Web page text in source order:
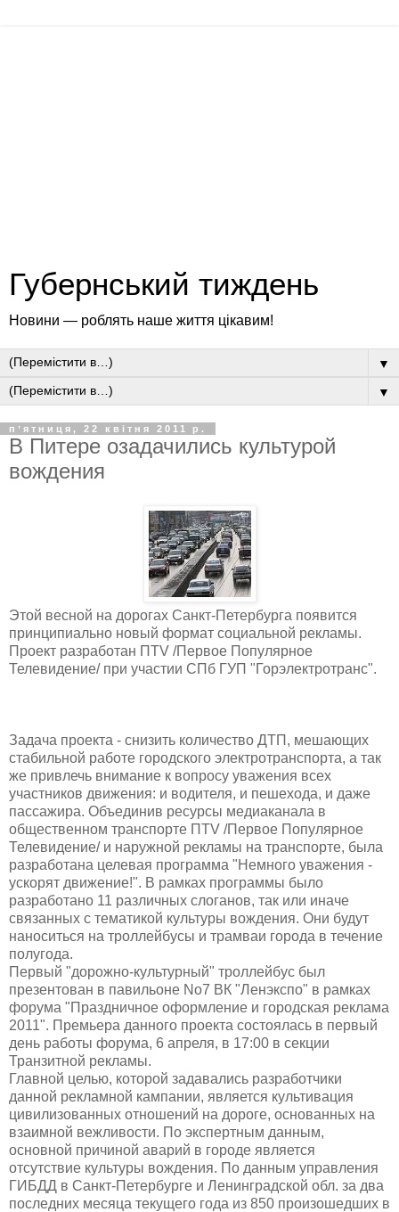
Губернський тиждень
Новини — роблять наше життя цікавим!
▼
▼
пʼятниця, 22 квітня 2011 р.
В Питере озадачились культурой
вождения
Этой весной на дорогах Санкт-Петербурга появится
принципиально новый формат социальной рекламы.
Проект разработан ПTV /Первое Популярное
Телевидение/ при участии СПб ГУП "Горэлектротранс".
Задача проекта - снизить количество ДТП, мешающих
стабильной работе городского электротранспорта, а так
же привлечь внимание к вопросу уважения всех
участников движения: и водителя, и пешехода, и даже
пассажира. Объединив ресурсы медиаканала в
общественном транспорте ПTV /Первое Популярное
Телевидение/ и наружной рекламы на транспорте, была
разработана целевая программа "Немного уважения -
ускорят движение!". В рамках программы было
разработано 11 различных слоганов, так или иначе
связанных с тематикой культуры вождения. Они будут
наноситься на троллейбусы и трамваи города в течение
полугода.
Первый "дорожно-культурный" троллейбус был
презентован в павильоне No7 ВК "Ленэкспо" в рамках
форума "Праздничное оформление и городская реклама
2011". Премьера данного проекта состоялась в первый
день работы форума, 6 апреля, в 17:00 в секции
Транзитной рекламы.
Главной целью, которой задавались разработчики
данной рекламной кампании, является культивация
цивилизованных отношений на дороге, основанных на
взаимной вежливости. По экспертным данным,
основной причиной аварий в городе является
отсутствие культуры вождения. По данным управления
ГИБДД в Санкт-Петербурге и Ленинградской обл. за два
последних месяца текущего года из 850 произошедших в